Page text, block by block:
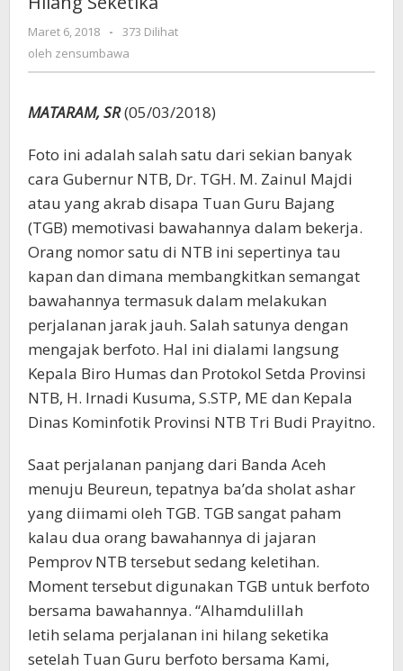
Letih
Maret 6, 2018
oleh
zensumbawa
-
373 Dilihat
oleh zensumbawa
MATARAM, SR(05/03/2018)
Foto ini adalah salah satu dari sekian banyak
cara Gubernur NTB, Dr. TGH. M. Zainul Majdi
atau yang akrab disapa Tuan Guru Bajang
(TGB) memotivasi bawahannya dalam bekerja.
Orang nomor satu di NTB ini sepertinya tau
kapan dan dimana membangkitkan semangat
bawahannya termasuk dalam melakukan
perjalanan jarak jauh. Salah satunya dengan
mengajak berfoto. Hal ini dialami langsung
Kepala Biro Humas dan Protokol Setda Provinsi
NTB, H. Irnadi Kusuma, S.STP, ME dan Kepala
Dinas Kominfotik Provinsi NTB Tri Budi Prayitno.
Saat perjalanan panjang dari Banda Aceh
menuju Beureun, tepatnya ba’da sholat ashar
yang diimami oleh TGB. TGB sangat paham
kalau dua orang bawahannya di jajaran
Pemprov NTB tersebut sedang keletihan.
Moment tersebut digunakan TGB untuk berfoto
bersama bawahannya. “Alhamdulillah
letih selama perjalanan ini hilang seketika
setelah Tuan Guru berfoto bersama Kami,